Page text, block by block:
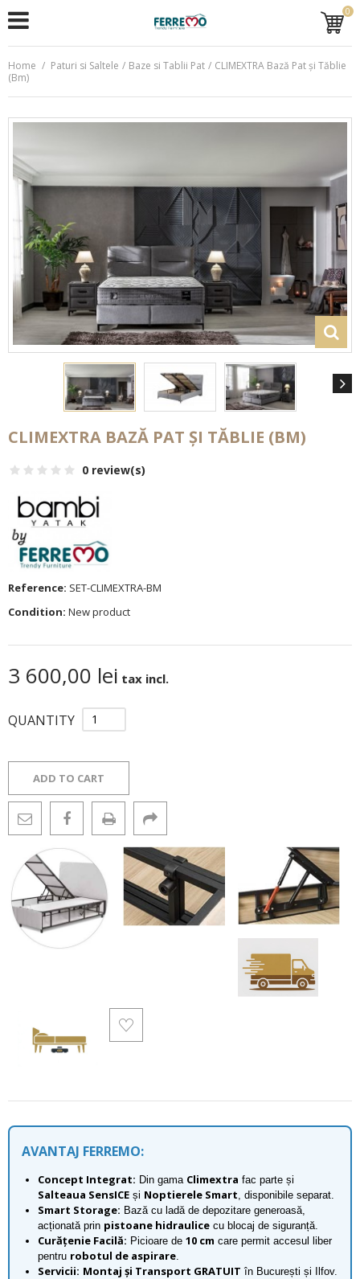
0
Home / Paturi si Saltele / Baze si Tablii Pat / CLIMEXTRA Bază Pat și Tăblie
(Bm)
CLIMEXTRA BAZĂ PAT ȘI TĂBLIE (BM)
0 review(s)
Reference: SET-CLIMEXTRA-BM
Condition: New product
3 600,00 lei tax incl.
QUANTITY
ADD TO CART
AVANTAJ FERREMO:
Concept Integrat: Din gama Climextra fac parte și
Salteaua SensICE și Noptierele Smart , disponibile separat.
Smart Storage: Bază cu ladă de depozitare generoasă,
acționată prin pistoane hidraulice cu blocaj de siguranță.
Curățenie Facilă: Picioare de 10 cm care permit accesul liber
pentru robotul de aspirare
Servicii: Montaj și Transport GRATUIT în București și Ilfov.